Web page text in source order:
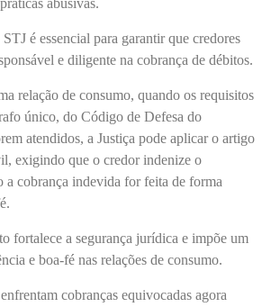
é essencial para garantir que credores
e diligente na cobrança de débitos.
relação de consumo, quando os requisitos
único, do Código de Defesa do
atendidos, a Justiça pode aplicar o artigo
exigindo que o credor indenize o
a cobrança indevida for feita de forma
fortalece a segurança jurídica e impõe um
e boa-fé nas relações de consumo.
cobranças equivocadas agora